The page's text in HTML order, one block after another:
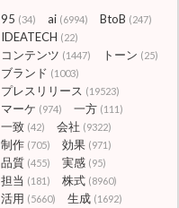
95 (34) ai (6994) BtoB (247)
IDEATECH (22)
コンテンツ (1447) トーン (25)
ブランド (1003)
プレスリリース (19523)
マーケ (974) 一方 (111)
一致 (42) 会社 (9322)
制作 (705) 効果 (971)
品質 (455) 実感 (95)
担当 (181) 株式 (8960)
活用 (5660) 生成 (1692)